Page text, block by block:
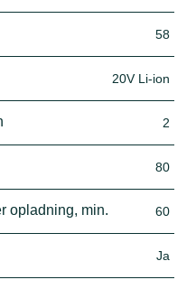
58
20V Li-ion
2
80
opladning, min. 60
Ja